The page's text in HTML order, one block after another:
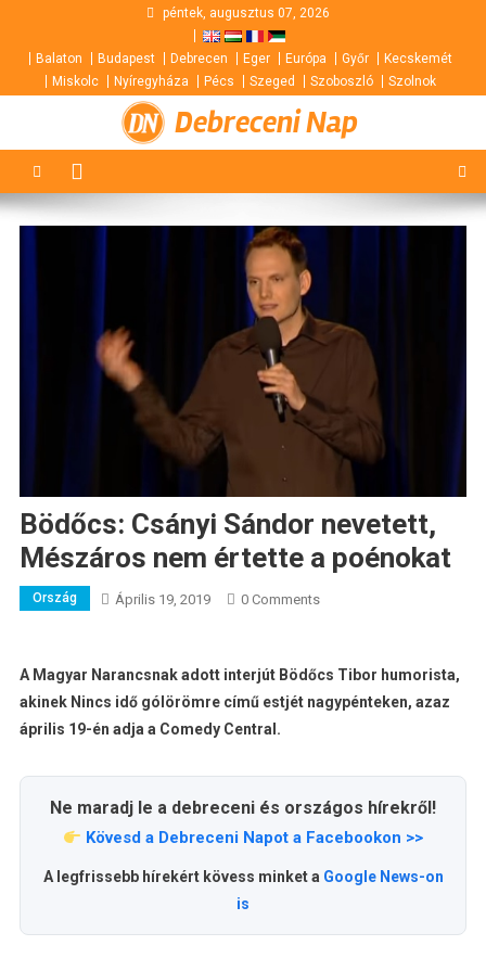
content
péntek, augusztus 07, 2026
Balaton Budapest Debrecen Eger Európa Győr
Kecskemét
Miskolc
Nyíregyháza Pécs Szeged Szoboszló Szolnok
Debreceni Nap
Bödőcs: Csányi Sándor nevetett,
Mészáros nem értette a poénokat
Ország Április 19, 2019 0 Comments
A Magyar Narancsnak adott interjút Bödőcs Tibor humorista,
akinek Nincs idő gólörömre című estjét nagypénteken, azaz
április 19-én adja a Comedy Central.
Ne maradj le a debreceni és országos hírekről!
Kövesd a Debreceni Napot a Facebookon >>
A legfrissebb hírekért kövess minket a Google News-on
is